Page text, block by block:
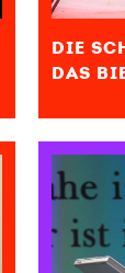
DIE
DAS